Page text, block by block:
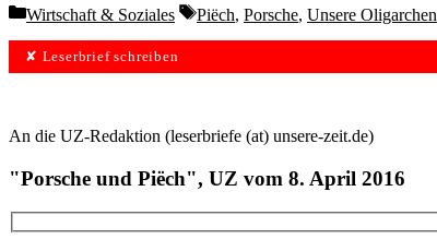
Categories
Wirtschaft & Soziales Tags
Piëch, Porsche, Unsere Oligarchen
✘ Leserbrief schreiben
An die UZ-Redaktion (leserbriefe (at) unsere-zeit.de)
"Porsche und Piëch", UZ vom 8. April 2016